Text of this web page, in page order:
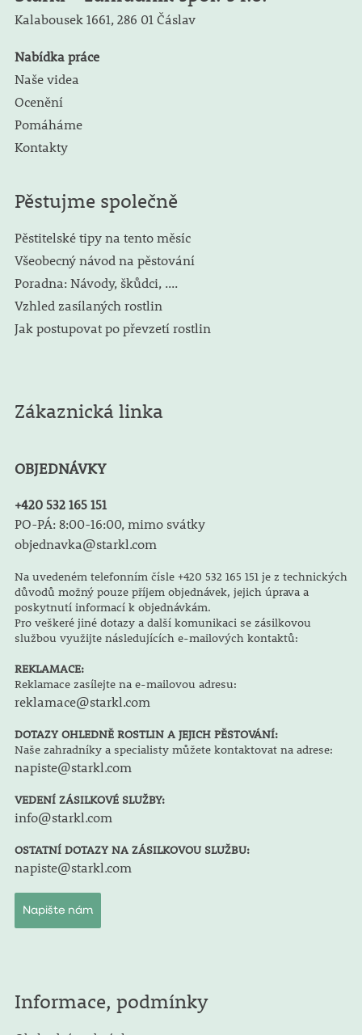
Kalabousek 1661, 286 01 Čáslav
Nabídka práce
Naše videa
Ocenění
Pomáháme
Kontakty
Pěstujme společně
Pěstitelské tipy na tento měsíc
Všeobecný návod na pěstování
Poradna: Návody, škůdci, ....
Vzhled zasílaných rostlin
Jak postupovat po převzetí rostlin
Zákaznická linka
OBJEDNÁVKY
+420 532 165 151
PO-PÁ: 8:00-16:00, mimo svátky
objednavka@starkl.com
Na uvedeném telefonním čísle +420 532 165 151 je z technických
důvodů možný pouze příjem objednávek, jejich úprava a
poskytnutí informací k objednávkám.
Pro veškeré jiné dotazy a další komunikaci se zásilkovou
službou využijte následujících e-mailových kontaktů:
REKLAMACE:
Reklamace zasílejte na e-mailovou adresu:
reklamace@starkl.com
DOTAZY OHLEDNĚ ROSTLIN A JEJICH PĚSTOVÁNÍ:
Naše zahradníky a specialisty můžete kontaktovat na adrese:
napiste@starkl.com
VEDENÍ ZÁSILKOVÉ SLUŽBY:
info@starkl.com
OSTATNÍ DOTAZY NA ZÁSILKOVOU SLUŽBU:
napiste@starkl.com
Napište nám
Informace, podmínky